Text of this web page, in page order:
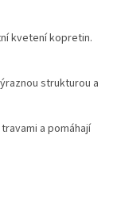
kvetení kopretin.
strukturou a
a pomáhají